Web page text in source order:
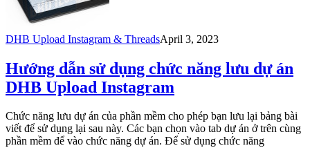
DHB Upload Instagram & ThreadsApril 3, 2023
Hướng dẫn sử dụng chức năng lưu dự án
DHB Upload Instagram
Chức năng lưu dự án của phần mềm cho phép bạn lưu lại bảng bài
viết để sử dụng lại sau này. Các bạn chọn vào tab dự án ở trên cùng
phần mềm để vào chức năng dự án. Để sử dụng chức năng